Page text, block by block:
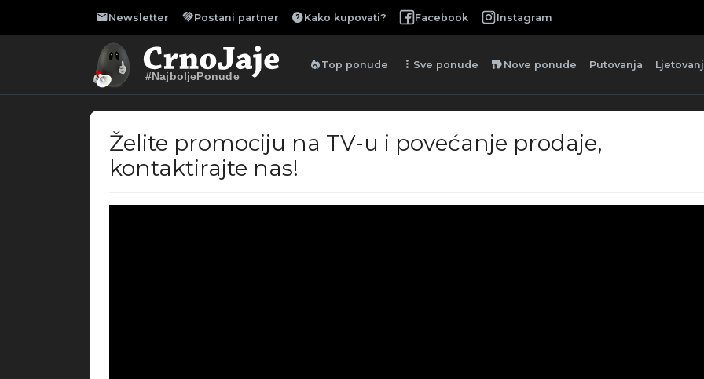
mailNewsletter handshakePostani partner helpKako kupovati? Facebook Instagram
#NajboljePonude
local_fire_department Top ponude more_vert Sve ponude new_label Nove ponude Putovanja
Želite promociju na TV-u i povećanje prodaje,
kontaktirajte nas!